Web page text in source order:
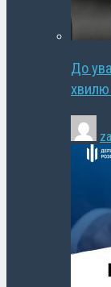
До
хвилю